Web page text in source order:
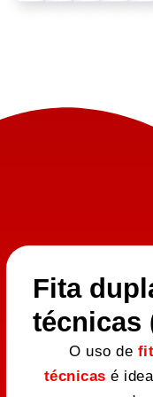
Fita
técnicas
O uso de
técnicas é